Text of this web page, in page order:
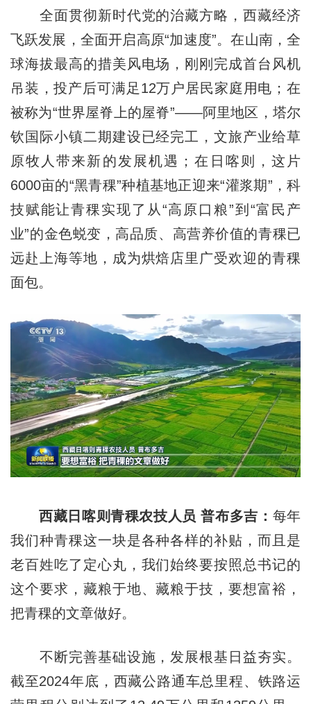
全面贯彻新时代党的治藏方略，西藏经济
飞跃发展，全面开启高原“加速度”。在山南，全
球海拔最高的措美风电场，刚刚完成首台风机
吊装，投产后可满足12万户居民家庭用电；在
被称为“世界屋脊上的屋脊”——阿里地区，塔尔
钦国际小镇二期建设已经完工，文旅产业给草
原牧人带来新的发展机遇；在日喀则，这片
6000亩的“黑青稞”种植基地正迎来“灌浆期”，科
技赋能让青稞实现了从“高原口粮”到“富民产
业”的金色蜕变，高品质、高营养价值的青稞已
远赴上海等地，成为烘焙店里广受欢迎的青稞
面包。
西藏日喀则青稞农技人员 普布多吉： 每年
我们种青稞这一块是各种各样的补贴，而且是
老百姓吃了定心丸，我们始终要按照总书记的
这个要求，藏粮于地、藏粮于技，要想富裕，
把青稞的文章做好。
不断完善基础设施，发展根基日益夯实。
截至2024年底，西藏公路通车总里程、铁路运